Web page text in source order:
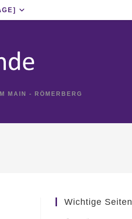
MAIN - RÖMERBERG
Wichtige Seiten